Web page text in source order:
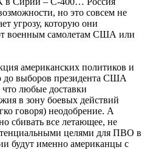
но это совсем не
угрозу, которую они
военным самолетам США или
американских политиков и
до выборов президента США
что любые доставки
в зону боевых действий
говоря) неодобрение. А
сбивать все летающее, не
целями для ПВО в
будут именно американцы с